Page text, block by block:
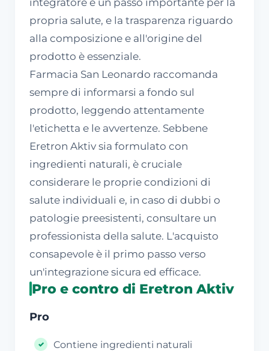
propria salute, e la trasparenza riguardo
alla composizione e all'origine del
prodotto è essenziale.
Farmacia San Leonardo raccomanda
sempre di informarsi a fondo sul
prodotto, leggendo attentamente
l'etichetta e le avvertenze. Sebbene
Eretron Aktiv sia formulato con
ingredienti naturali, è cruciale
considerare le proprie condizioni di
salute individuali e, in caso di dubbi o
patologie preesistenti, consultare un
professionista della salute. L'acquisto
consapevole è il primo passo verso
un'integrazione sicura ed efficace.
Pro e contro di Eretron Aktiv
Pro
Contiene ingredienti naturali